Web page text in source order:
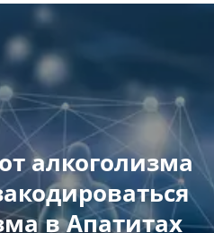
алкоголизма
в Апатитах